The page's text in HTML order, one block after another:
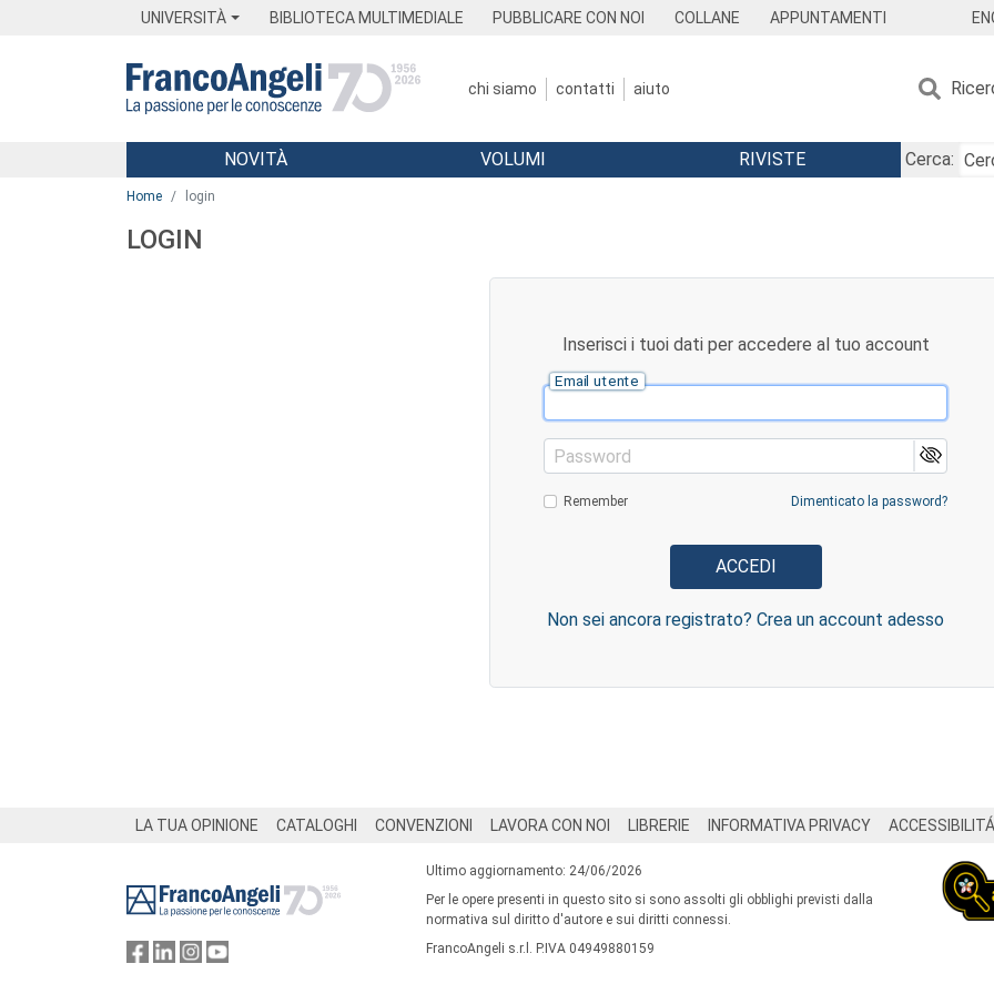
UNIVERSITÀ BIBLIOTECA MULTIMEDIALE PUBBLICARE CON NOI COLLANE APPUNTAMENTI
chi siamo contatti aiuto
Menu
NOVITÀ VOLUMI RIVISTE
Cerca:
Home login
LOGIN
Inserisci i tuoi dati per accedere al tuo account
Email utente
Password
Remember Dimenticato la password?
Non sei ancora registrato? Crea un account adesso
LA TUA OPINIONE CATALOGHI CONVENZIONI LAVORA CON NOI LIBRERIE INFORMATIVA PRIVACY ACCESSIBILITÁ
Ultimo aggiornamento: 24/06/2026
Per le opere presenti in questo sito si sono assolti gli obblighi previsti dalla
normativa sul diritto d'autore e sui diritti connessi.
FrancoAngeli s.r.l. P.IVA 04949880159